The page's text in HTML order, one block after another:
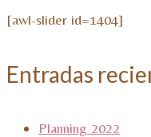
[awl-slider id=1404]
Entradas
Planning 2022